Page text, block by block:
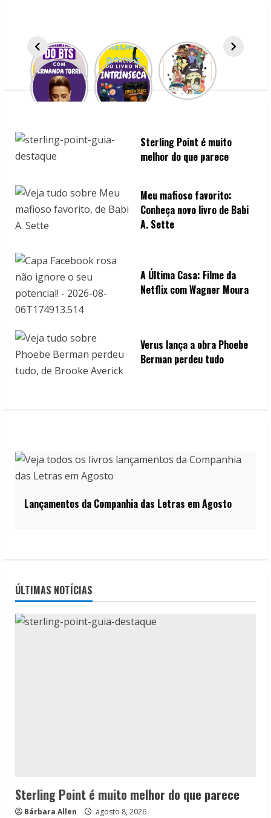
Sterling Point é muito
melhor do que parece
Meu mafioso favorito:
Conheça novo livro de Babi
A. Sette
A Última Casa: Filme da
Netflix com Wagner Moura
Verus lança a obra Phoebe
Berman perdeu tudo
Lançamentos da Companhia das Letras em Agosto
ÚLTIMAS NOTÍCIAS
Sterling Point é muito melhor do que parece
Bárbara Allen agosto 8, 2026